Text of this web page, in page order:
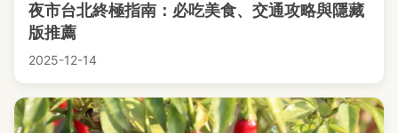
夜市台北終極指南：必吃美食、交通攻略與隱藏
版推薦
2025-12-14